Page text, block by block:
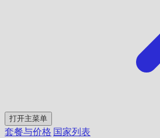
打开主菜单
套餐与价格 国家列表